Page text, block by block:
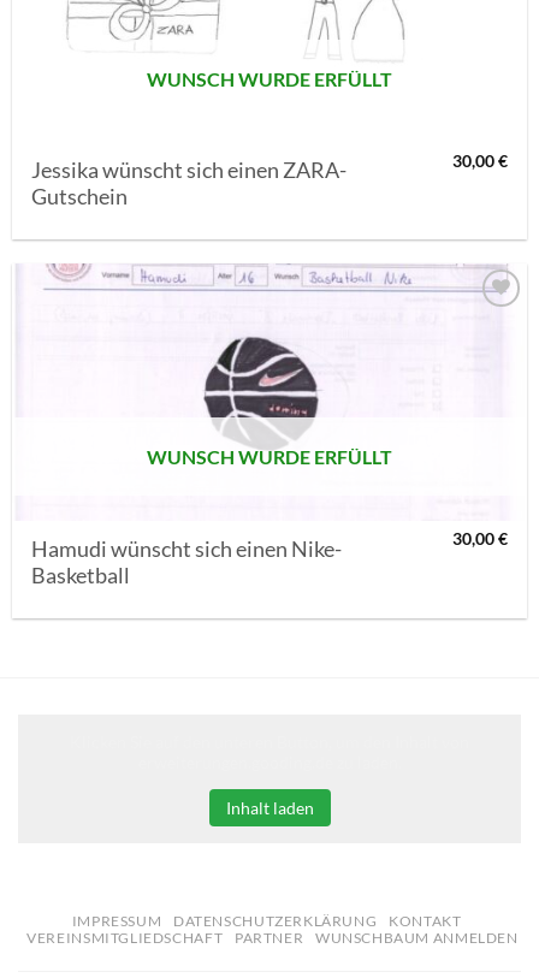
WUNSCH WURDE ERFÜLLT
Jessika wünscht sich einen ZARA-
Gutschein
30,00€
WUNSCH WURDE ERFÜLLT
Hamudi wünscht sich einen Nike-
Basketball
30,00€
Inhalt laden
IMPRESSUM DATENSCHUTZERKLÄRUNG
KONTAKT
VEREINSMITGLIEDSCHAFT
PARTNER WUNSCHBAUM ANMELDEN